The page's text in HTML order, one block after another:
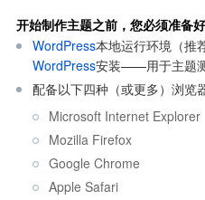
开始制作主题之前，您必须准备
WordPress本地运行环境（推
WordPress安装——用于主题
Microsoft Internet Explorer
Mozilla Firefox
Google Chrome
Apple Safari